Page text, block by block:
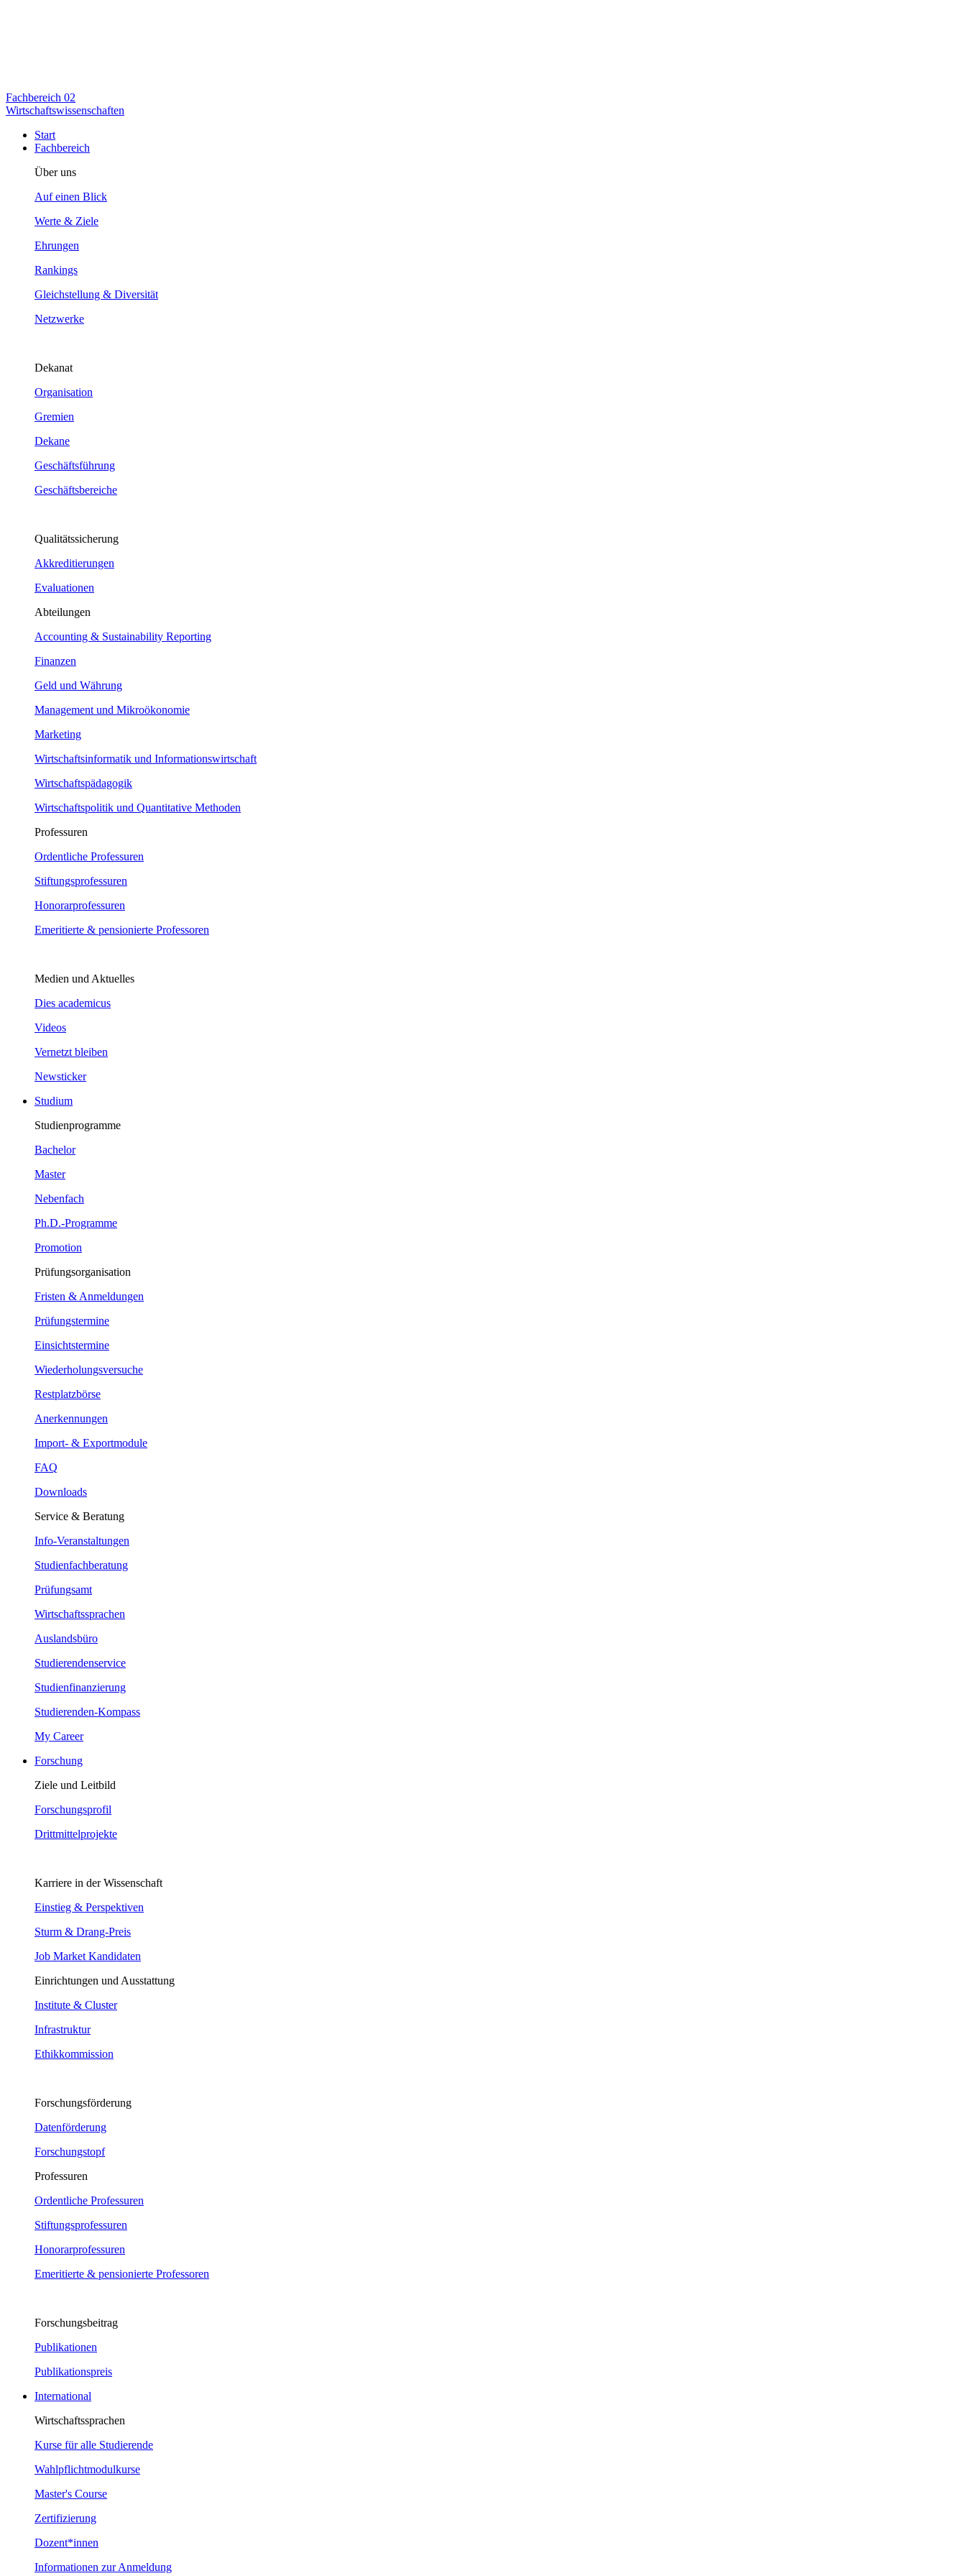
Fachbereich 02
Wirtschaftswissenschaften
Start
Fachbereich
Über uns
Auf einen Blick
Werte & Ziele
Ehrungen
Rankings
Gleichstellung & Diversität
Netzwerke
Dekanat
Organisation
Gremien
Dekane
Geschäftsführung
Geschäftsbereiche
Qualitätssicherung
Akkreditierungen
Evaluationen
Abteilungen
Accounting & Sustainability Reporting
Finanzen
Geld und Währung
Management und Mikroökonomie
Marketing
Wirtschaftsinformatik und Informationswirtschaft
Wirtschaftspädagogik
Wirtschaftspolitik und Quantitative Methoden
Professuren
Ordentliche Professuren
Stiftungsprofessuren
Honorarprofessuren
Emeritierte & pensionierte Professoren
Medien und Aktuelles
Dies academicus
Videos
Vernetzt bleiben
Newsticker
Studium
Studienprogramme
Bachelor
Master
Nebenfach
Ph.D.-Programme
Promotion
Prüfungsorganisation
Fristen & Anmeldungen
Prüfungstermine
Einsichtstermine
Wiederholungsversuche
Restplatzbörse
Anerkennungen
Import- & Exportmodule
FAQ
Downloads
Service & Beratung
Info-Veranstaltungen
Studienfachberatung
Prüfungsamt
Wirtschaftssprachen
Auslandsbüro
Studierendenservice
Studienfinanzierung
Studierenden-Kompass
My Career
Forschung
Ziele und Leitbild
Forschungsprofil
Drittmittelprojekte
Karriere in der Wissenschaft
Einstieg & Perspektiven
Sturm & Drang-Preis
Job Market Kandidaten
Einrichtungen und Ausstattung
Institute & Cluster
Infrastruktur
Ethikkommission
Forschungsförderung
Datenförderung
Forschungstopf
Professuren
Ordentliche Professuren
Stiftungsprofessuren
Honorarprofessuren
Emeritierte & pensionierte Professoren
Forschungsbeitrag
Publikationen
Publikationspreis
International
Wirtschaftssprachen
Kurse für alle Studierende
Wahlpflichtmodulkurse
Master's Course
Zertifizierung
Dozent*innen
Informationen zur Anmeldung